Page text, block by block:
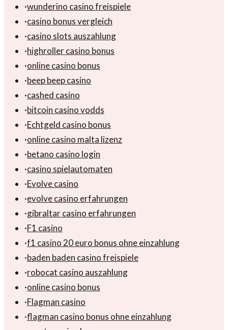
·wunderino casino freispiele
·casino bonus vergleich
·casino slots auszahlung
·highroller casino bonus
·online casino bonus
·beep beep casino
·cashed casino
·bitcoin casino vodds
·Echtgeld casino bonus
·online casino malta lizenz
·betano casino login
·casino spielautomaten
·Evolve casino
·evolve casino erfahrungen
·gibraltar casino erfahrungen
·F1 casino
·f1 casino 20 euro bonus ohne einzahlung
·baden baden casino freispiele
·robocat casino auszahlung
·online casino bonus
·Flagman casino
·flagman casino bonus ohne einzahlung